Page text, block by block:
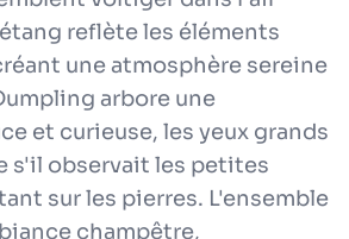
reflète les éléments
une atmosphère sereine
arbore une
et curieuse, les yeux grands
s'il observait les petites
sur les pierres. L'ensemble
champêtre,